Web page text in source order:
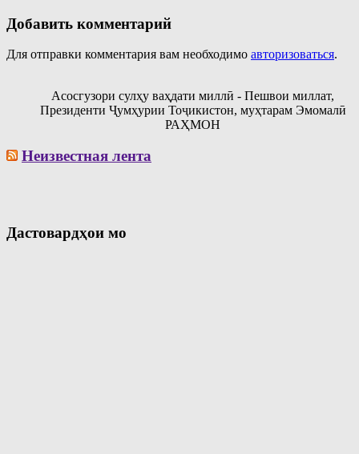
Добавить комментарий
Для отправки комментария вам необходимо авторизоваться.
Асосгузори сулҳу ваҳдати миллӣ - Пешвои миллат,
Президенти Ҷумҳурии Тоҷикистон, муҳтарам Эмомалӣ
РАҲМОН
Неизвестная лента
Дастовардҳои мо